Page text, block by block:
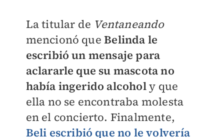
La titular de Ventaneando
mencionó queBelinda le
escribió un mensaje para
aclararle que su mascota no
había ingerido alcoholy que
ella no se encontraba molesta
en el concierto. Finalmente,
Beli escribió que no le volvería